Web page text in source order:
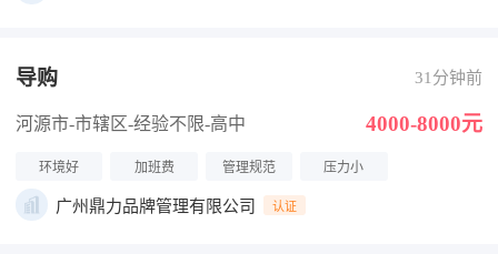
导购 31分钟前
河源市-市辖区-经验不限-高中 4000-8000元
环境好 加班费 管理规范 压力小
广州鼎力品牌管理有限公司 认证